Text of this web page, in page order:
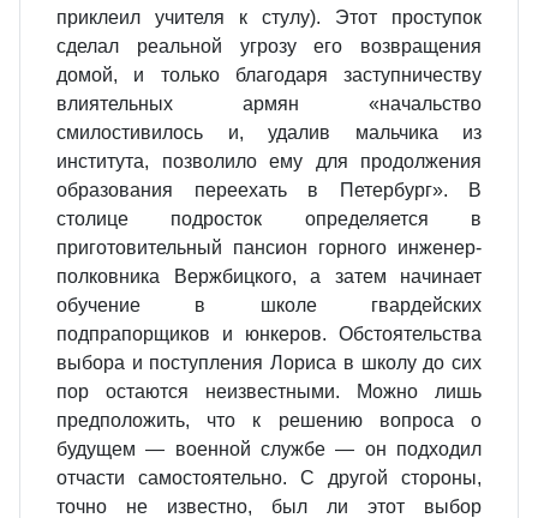
приклеил учителя к стулу). Этот проступок
сделал реальной угрозу его возвращения
домой, и только благодаря заступничеству
влиятельных армян «начальство
смилостивилось и, удалив мальчика из
института, позволило ему для продолжения
образования переехать в Петербург». В
столице подросток определяется в
приготовительный пансион горного инженер-
полковника Вержбицкого, а затем начинает
обучение в школе гвардейских
подпрапорщиков и юнкеров. Обстоятельства
выбора и поступления Лориса в школу до сих
пор остаются неизвестными. Можно лишь
предположить, что к решению вопроса о
будущем — военной службе — он подходил
отчасти самостоятельно. С другой стороны,
точно не известно, был ли этот выбор